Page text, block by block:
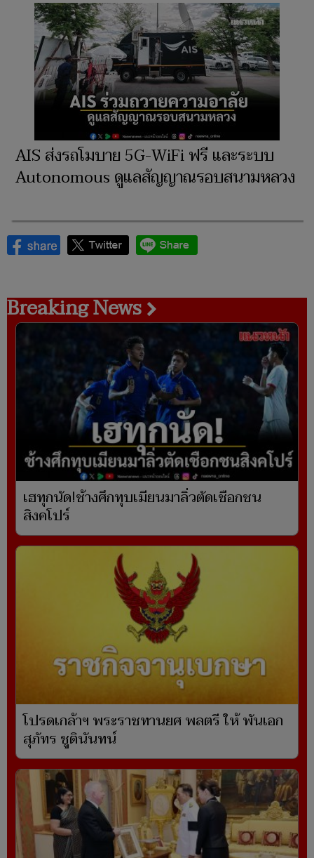
AIS ส่งรถโมบาย 5G-WiFi ฟรี และระบบ
Autonomous ดูแลสัญญาณรอบสนามหลวง
Breaking News
เฮทุกนัด!ช้างศึกทุบเมียนมาลิ่วตัดเชือกชน
สิงคโปร์
โปรดเกล้าฯ พระราชทานยศ พลตรี ให้ พันเอก
สุภัทร ชูตินันทน์